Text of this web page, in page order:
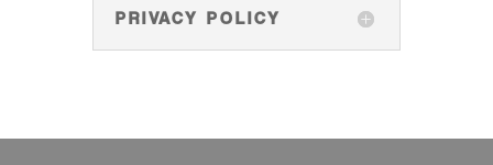
PRIVACY POLICY